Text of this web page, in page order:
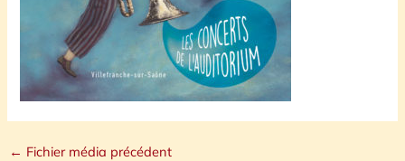
← Fichier média précédent